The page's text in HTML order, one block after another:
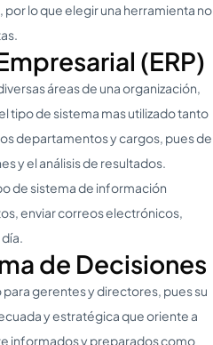
lo que elegir una herramienta no
(ERP)
áreas de una organización,
tipo de sistema mas utilizado tanto
departamentos y cargos, pues de
y el análisis de resultados.
de sistema de información
enviar correos electrónicos,
de Decisiones
gerentes y directores, pues su
y estratégica que oriente a
informados y preparados como